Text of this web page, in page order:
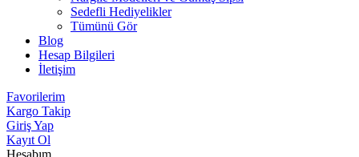
Sedefli Hediyelikler
Tümünü Gör
Blog
Hesap Bilgileri
İletişim
Favorilerim
Kargo Takip
Giriş Yap
Kayıt Ol
Hesabım